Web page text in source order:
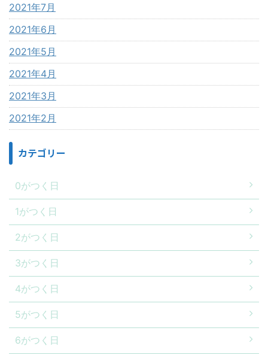
2021年7月
2021年6月
2021年5月
2021年4月
2021年3月
2021年2月
カテゴリー
0がつく日
1がつく日
2がつく日
3がつく日
4がつく日
5がつく日
6がつく日